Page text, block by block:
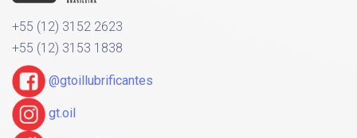
+55 (12) 3152 2623
+55 (12) 3153 1838
@gtoillubrificantes
gt.oil